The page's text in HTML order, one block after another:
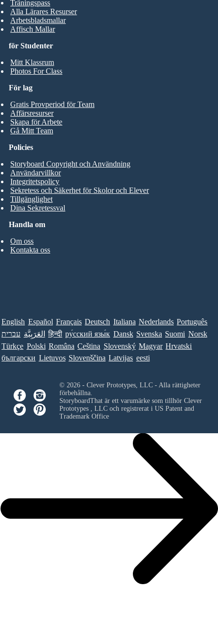
för Studenter
Mitt Klassrum
Photos For Class
Träningspass
Alla Lärares Resurser
Arbetsbladsmallar
Affisch Mallar
För lag
Gratis Provperiod för Team
Affärsresurser
Skapa för Arbete
Gå Mitt Team
Handla om
Om oss
Kontakta oss
Policies
Storyboard Copyright och Användning
Användarvillkor
Integritetspolicy
Sekretess och Säkerhet för Skolor och Elever
Tillgänglighet
Dina Sekretessval
English Español Français Deutsch Italiana Nederlands Português
עברית العَرَبِيَّة हिन्दी ру́сский язы́к Dansk Svenska Suomi Norsk
Türkçe Polski Româna Ceština Slovenský Magyar Hrvatski
български Lietuvos Slovenščina Latvijas eesti
© 2026 - Clever Prototypes, LLC - Alla rättigheter
förbehållna.
StoryboardThat är ett varumärke som tillhör Clever
Prototypes , LLCoch registrerat i US Patent and
Trademark Office